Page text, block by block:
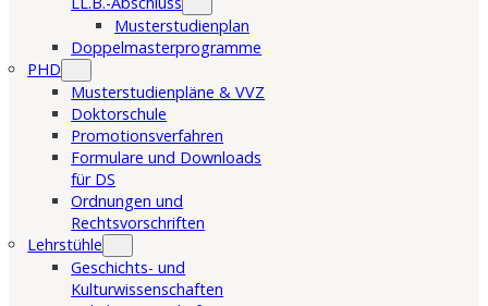
Musterstudienplan
Doppelmasterprogramme
PHD
Musterstudienpläne & VVZ
Doktorschule
Promotionsverfahren
Formulare und Downloads
für DS
Ordnungen und
Rechtsvorschriften
Lehrstühle
Geschichts- und
Kulturwissenschaften